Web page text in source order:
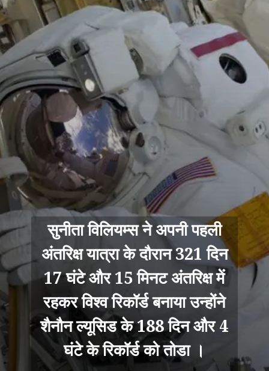
सुनीता विलियम्स ने अपनी पहली
अंतरिक्ष यात्रा के दौरान 321 दिन
17 घंटे और 15 मिनट अंतरिक्ष में
रहकर विश्व रिकॉर्ड बनाया उन्होंने
शैनौन ल्यूसिड के 188 दिन और 4
घंटे के रिकॉर्ड को तोडा ।